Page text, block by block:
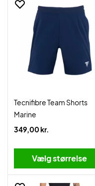
Tecnifibre Team Shorts
Marine
349,00 kr.
Vælg størrelse